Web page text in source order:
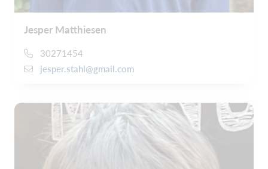
Jesper Matthiesen
30271454
jesper.stahl@gmail.com